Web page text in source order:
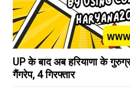
UP के बाद अब हरियाणा के
गैंगरेप, 4 गिरफ्तार